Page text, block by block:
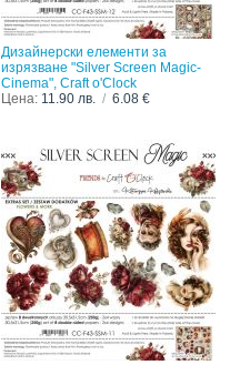
Дизайнерски елементи за
изрязване "Silver Screen Magic-
Cinema", Craft o'Clock
Цена: 11.90 лв. / 6.08 €